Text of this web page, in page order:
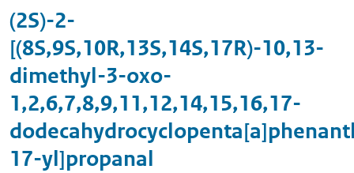
(2S)-2-
[(8S,9S,10R,13S,14S,17R)-10,13-
dimethyl-3-oxo-
1,2,6,7,8,9,11,12,14,15,16,17-
17-yl]propanal